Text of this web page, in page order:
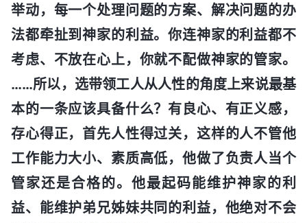
举动，每一个处理问题的方案、解决问题的办
法都牵扯到神家的利益。你连神家的利益都不
考虑、不放在心上，你就不配做神家的管家。
……所以，选带领工人从人性的角度上来说最基
本的一条应该具备什么？有良心、有正义感，
存心得正，首先人性得过关，这样的人不管他
工作能力大小、素质高低，他做了负责人当个
管家还是合格的。他最起码能维护神家的利
益、能维护弟兄姊妹共同的利益，他绝对不会